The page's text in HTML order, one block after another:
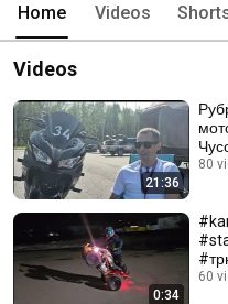
Home Videos
Videos
21:36
80
0:34
60